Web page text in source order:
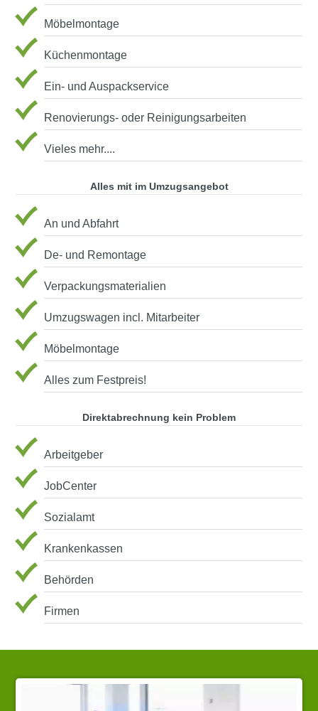
Möbelmontage
Küchenmontage
Ein- und Auspackservice
Renovierungs- oder Reinigungsarbeiten
Vieles mehr....
Alles mit im Umzugsangebot
An und Abfahrt
De- und Remontage
Verpackungsmaterialien
Umzugswagen incl. Mitarbeiter
Möbelmontage
Alles zum Festpreis!
Direktabrechnung kein Problem
Arbeitgeber
JobCenter
Sozialamt
Krankenkassen
Behörden
Firmen